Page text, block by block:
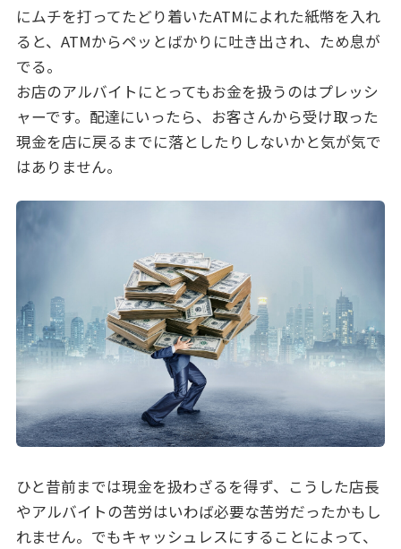
にムチを打ってたどり着いたATMによれた紙幣を入れ
ると、ATMからペッとばかりに吐き出され、ため息が
でる。
お店のアルバイトにとってもお金を扱うのはプレッシ
ャーです。配達にいったら、お客さんから受け取った
現金を店に戻るまでに落としたりしないかと気が気で
はありません。
ひと昔前までは現金を扱わざるを得ず、こうした店長
やアルバイトの苦労はいわば必要な苦労だったかもし
れません。でもキャッシュレスにすることによって、